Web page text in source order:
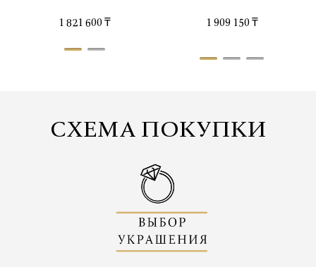
1 821 600 ₸ 2 276 800 ₸
1 909 150 ₸
СХЕМА ПОКУПКИ